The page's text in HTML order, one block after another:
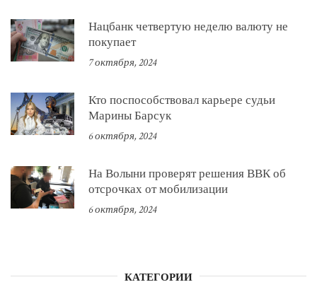
Нацбанк четвертую неделю валюту не
покупает
7 октября, 2024
Кто поспособствовал карьере судьи
Марины Барсук
6 октября, 2024
На Волыни проверят решения ВВК об
отсрочках от мобилизации
6 октября, 2024
КАТЕГОРИИ